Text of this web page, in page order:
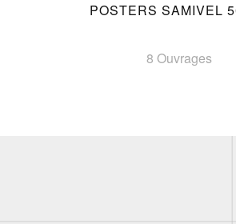
POSTERS SAMIVEL
8 Ouvrages